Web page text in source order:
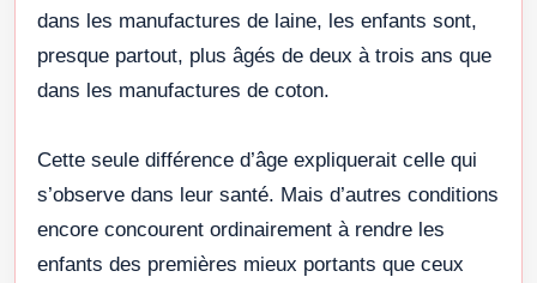
dans les manufactures de laine, les enfants sont,
presque partout, plus âgés de deux à trois ans que
dans les manufactures de coton.
Cette seule différence d’âge expliquerait celle qui
s’observe dans leur santé. Mais d’autres conditions
encore concourent ordinairement à rendre les
enfants des premières mieux portants que ceux